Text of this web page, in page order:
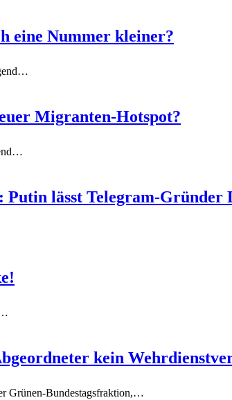
eine Nummer kleiner?
Migranten-Hotspot?
Putin lässt Telegram-Gründer
kein
Grünen-Bundestagsfraktion,…